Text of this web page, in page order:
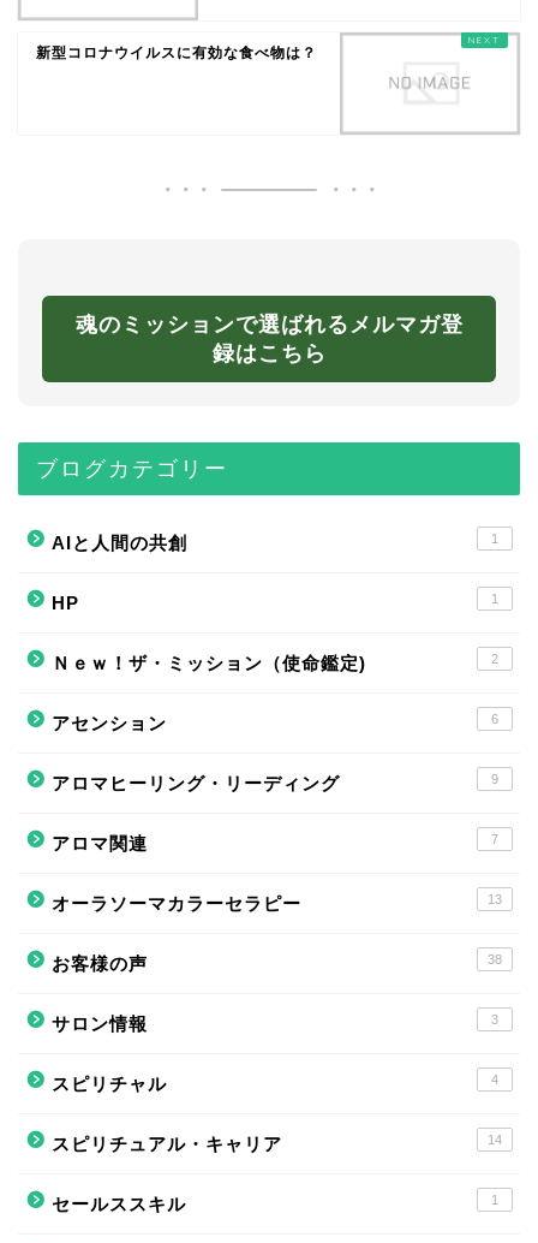
新型コロナウイルスに有効な食べ物は？
魂のミッションで選ばれるメルマガ登
録はこちら
ブログカテゴリー
AIと人間の共創 1
HP 1
Ｎｅｗ！ザ・ミッション（使命鑑定) 2
アセンション 6
アロマヒーリング・リーディング 9
アロマ関連 7
オーラソーマカラーセラピー 13
お客様の声 38
サロン情報 3
スピリチャル 4
スピリチュアル・キャリア 14
セールススキル 1